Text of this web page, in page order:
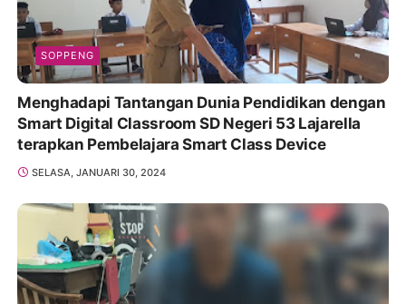
SOPPENG
Menghadapi Tantangan Dunia Pendidikan dengan
Smart Digital Classroom SD Negeri 53 Lajarella
terapkan Pembelajara Smart Class Device
SELASA, JANUARI 30, 2024